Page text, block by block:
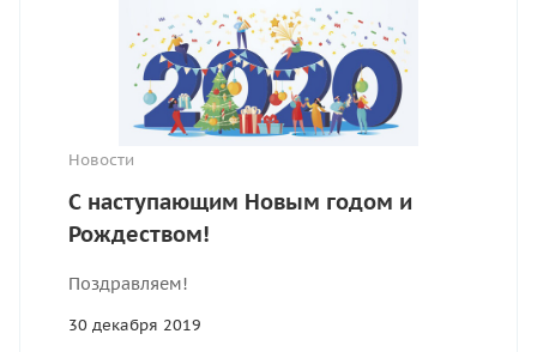
Новости
С наступающим Новым годом и
Рождеством!
Поздравляем!
30 декабря 2019